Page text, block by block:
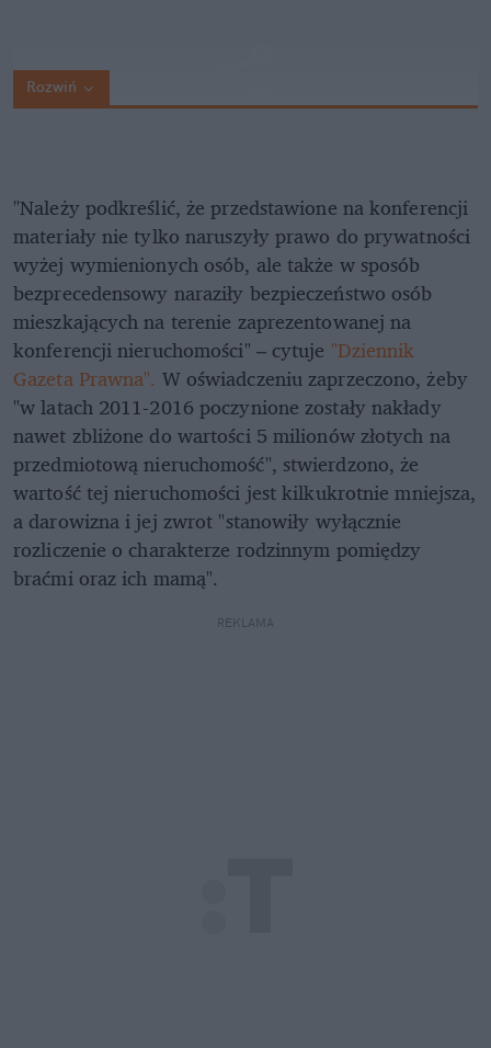
Rozwiń
"Należy podkreślić, że przedstawione na konferencji
materiały nie tylko naruszyły prawo do prywatności
wyżej wymienionych osób, ale także w sposób
bezprecedensowy naraziły bezpieczeństwo osób
mieszkających na terenie zaprezentowanej na
konferencji nieruchomości" – cytuje "Dziennik
Gazeta Prawna". W oświadczeniu zaprzeczono, żeby
"w latach 2011-2016 poczynione zostały nakłady
nawet zbliżone do wartości 5 milionów złotych na
przedmiotową nieruchomość", stwierdzono, że
wartość tej nieruchomości jest kilkukrotnie mniejsza,
a darowizna i jej zwrot "stanowiły wyłącznie
rozliczenie o charakterze rodzinnym pomiędzy
braćmi oraz ich mamą".
REKLAMA